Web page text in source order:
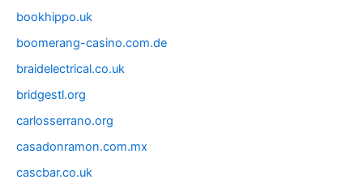
bookhippo.uk
boomerang-casino.com.de
braidelectrical.co.uk
bridgestl.org
carlosserrano.org
casadonramon.com.mx
cascbar.co.uk